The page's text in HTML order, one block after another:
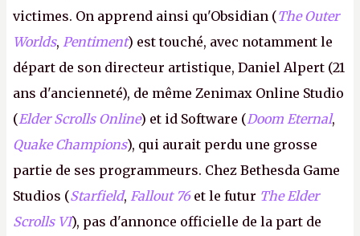
victimes. On apprend ainsi qu'Obsidian (The Outer
Worlds, Pentiment) est touché, avec notamment le
départ de son directeur artistique, Daniel Alpert (21
ans d'ancienneté), de même Zenimax Online Studio
(Elder Scrolls Online) et id Software (Doom Eternal,
Quake Champions), qui aurait perdu une grosse
partie de ses programmeurs. Chez Bethesda Game
Studios (Starfield, Fallout 76 et le futur The Elder
Scrolls VI), pas d'annonce officielle de la part de